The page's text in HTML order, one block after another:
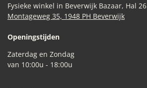
Fysieke winkel in Beverwijk Bazaar, Hal 26
Montageweg 35, 1948 PH Beverwijk
Openingstijden
Zaterdag en Zondag
van 10:00u - 18:00u